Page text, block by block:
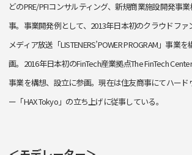
どのPRE/PFIコンサルティング、新規商業施設開発事
事。事業開発例として、2013年日本初のクラウドファ
メディア放送「LISTENERS’POWER PROGRAM」事業
画。2016年日本初のFinTech産業拠点The FinTech
事業を構想、設立に参画。現在は住友商事にてハード
ー「HAX Tokyo」の立ち上げに従事している。